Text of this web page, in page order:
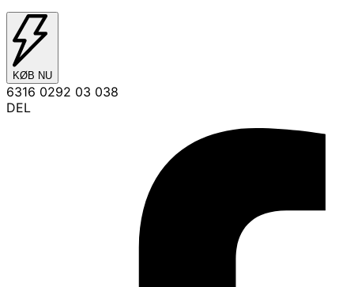
KØB NU
6316 0292 03 038
DEL